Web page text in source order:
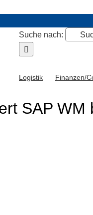
Suche nach:
Logistik Finanzen/
SAP WM